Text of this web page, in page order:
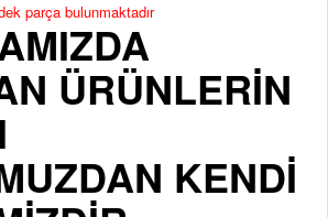
parça bulunmaktadır
ÜRÜNLERİN
KENDİ